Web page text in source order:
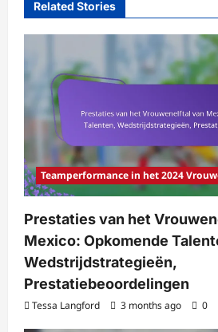
Related Stories
Teamperformance in het 2024
Prestaties van het
Mexico: Opkomende
Wedstrijdstrategieën,
Prestatiebeoordelingen
Tessa Langford 3 months ago 0